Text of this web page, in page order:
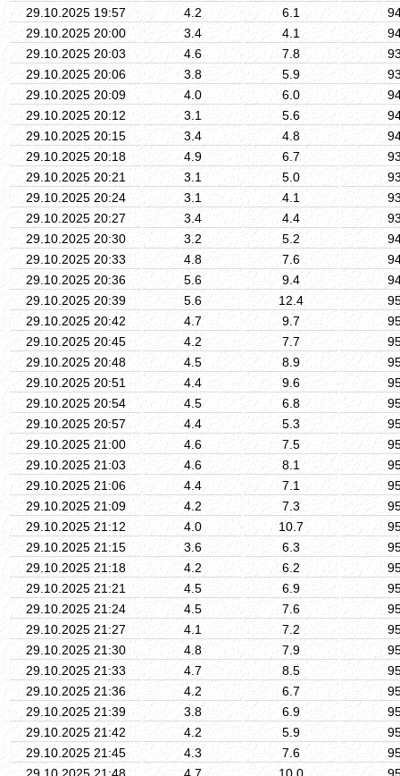
29.10.2025 19:57
4.2 6.1
29.10.2025 20:00
3.4 4.1
29.10.2025 20:03
4.6 7.8
29.10.2025 20:06
3.8 5.9
29.10.2025 20:09
4.0 6.0
29.10.2025 20:12
3.1 5.6
29.10.2025 20:15
3.4 4.8
29.10.2025 20:18
4.9 6.7
29.10.2025 20:21
3.1 5.0
29.10.2025 20:24
3.1 4.1
29.10.2025 20:27
3.4 4.4
29.10.2025 20:30
3.2 5.2
29.10.2025 20:33
4.8 7.6
29.10.2025 20:36
5.6 9.4
29.10.2025 20:39
5.6 12.4
29.10.2025 20:42
4.7 9.7
29.10.2025 20:45
4.2 7.7
29.10.2025 20:48
4.5 8.9
29.10.2025 20:51
4.4 9.6
29.10.2025 20:54
4.5 6.8
29.10.2025 20:57
4.4 5.3
29.10.2025 21:00
4.6 7.5
29.10.2025 21:03
4.6 8.1
29.10.2025 21:06
4.4 7.1
29.10.2025 21:09
4.2 7.3
29.10.2025 21:12
4.0 10.7
29.10.2025 21:15
3.6 6.3
29.10.2025 21:18
4.2 6.2
29.10.2025 21:21
4.5 6.9
29.10.2025 21:24
4.5 7.6
29.10.2025 21:27
4.1 7.2
29.10.2025 21:30
4.8 7.9
29.10.2025 21:33
4.7 8.5
29.10.2025 21:36
4.2 6.7
29.10.2025 21:39
3.8 6.9
29.10.2025 21:42
4.2 5.9
29.10.2025 21:45
4.3 7.6
29.10.2025 21:48
4.7 10.0